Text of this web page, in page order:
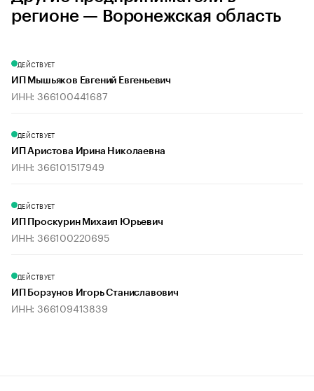
регионе — Воронежская область
ДЕЙСТВУЕТ
ИП Мышьяков Евгений Евгеньевич
ИНН: 366100441687
ДЕЙСТВУЕТ
ИП Аристова Ирина Николаевна
ИНН: 366101517949
ДЕЙСТВУЕТ
ИП Проскурин Михаил Юрьевич
ИНН: 366100220695
ДЕЙСТВУЕТ
ИП Борзунов Игорь Станиславович
ИНН: 366109413839